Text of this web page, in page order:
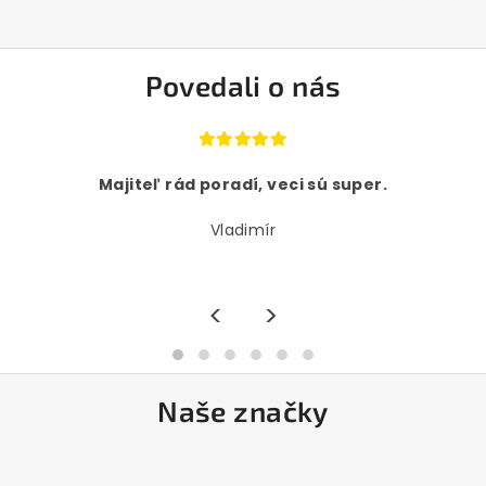
Povedali o nás
Majiteľ rád poradí, veci sú super.
Vladimír
< >
Naše značky